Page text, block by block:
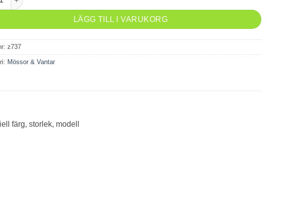
LÄGG TILL I VARUKORG
z737
Mössor & Vantar
färg, storlek, modell